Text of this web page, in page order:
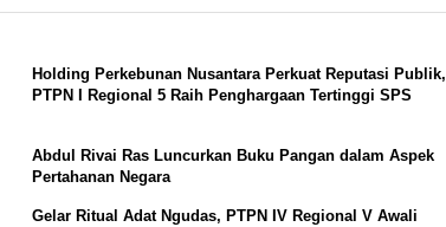
Holding Perkebunan Nusantara Perkuat Reputasi Publik,
PTPN I Regional 5 Raih Penghargaan Tertinggi SPS
Abdul Rivai Ras Luncurkan Buku Pangan dalam Aspek
Pertahanan Negara
Gelar Ritual Adat Ngudas, PTPN IV Regional V Awali